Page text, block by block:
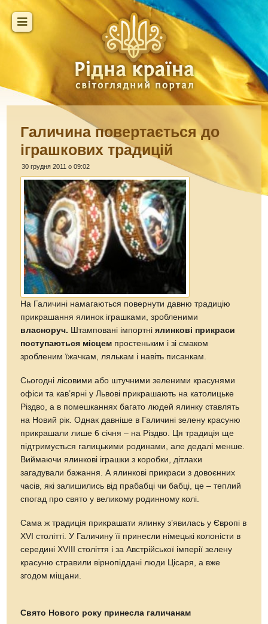
Галичина повертається до
іграшкових традицій
30 грудня 2011 о 09:02
На Галичині намагаються повернути давню традицію
прикрашання ялинок іграшками, зробленими
власноруч.
Штамповані імпортніялинкові прикраси
поступаються місцем простеньким і зі смаком
зробленим їжачкам, лялькам і навіть писанкам.
Сьогодні лісовими або штучними зеленими красунями
офіси та кав’ярні у Львові прикрашають на католицьке
Різдво, а в помешканнях багато людей ялинку ставлять
на Новий рік. Однак давніше в Галичині зелену красуню
прикрашали лише 6 січня – на Різдво. Ця традиція ще
підтримується галицькими родинами, але дедалі менше.
Виймаючи ялинкові іграшки з коробки, дітлахи
загадували бажання. А ялинкові прикраси з довоєнних
часів, які залишились від прабабці чи бабці, це – теплий
спогад про свято у великому родинному колі.
Сама ж традиція прикрашати ялинку з’явилась у Європі в
XVI столітті. У Галичину її принесли німецькі колоністи в
середині XVIII століття і за Австрійської імперії зелену
красуню стравили вірнопіддані люди Цісаря, а вже
згодом міщани.
Свято Нового року принесла галичанам